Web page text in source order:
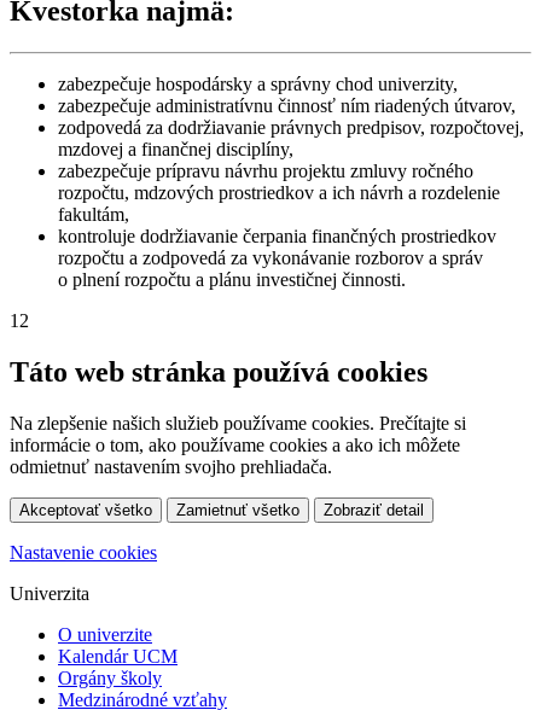
Kvestorka najmä:
zabezpečuje hospodársky a správny chod univerzity,
zabezpečuje administratívnu činnosť ním riadených útvarov,
zodpovedá za dodržiavanie právnych predpisov, rozpočtovej,
mzdovej a finančnej disciplíny,
zabezpečuje prípravu návrhu projektu zmluvy ročného
rozpočtu, mdzových prostriedkov a ich návrh a rozdelenie
fakultám,
kontroluje dodržiavanie čerpania finančných prostriedkov
rozpočtu a zodpovedá za vykonávanie rozborov a správ
o plnení rozpočtu a plánu investičnej činnosti.
12
Táto web stránka používá cookies
Na zlepšenie našich služieb používame cookies. Prečítajte si
informácie o tom, ako používame cookies a ako ich môžete
odmietnuť nastavením svojho prehliadača.
Akceptovať všetko Zamietnuť všetko Zobraziť detail
Nastavenie cookies
Univerzita
O univerzite
Kalendár UCM
Orgány školy
Medzinárodné vzťahy